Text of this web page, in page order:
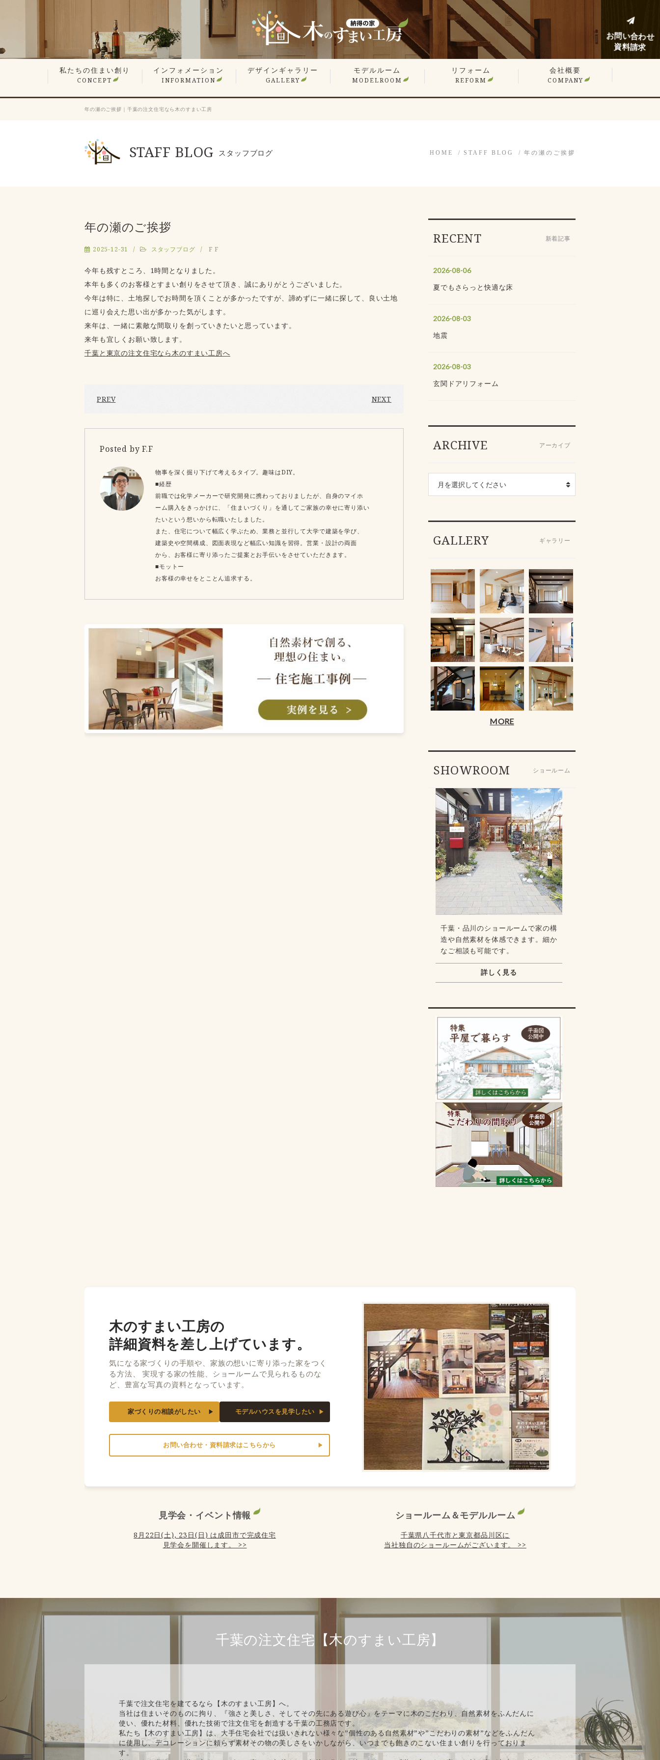
私たちの住まい創り
CONCEPT
無垢材や漆喰の自然素材
平屋でも最上の構造計算
現場検査で信頼の品質
想い叶えるデザイン・設計
暮らしを楽しむ、遊び心の家
性能が支える心地よさ
何世代も住み継ぐ木の家
価格へのこだわり
家づくりステップ
インフォメーション
INFORMATION
見学会・イベント情報
営業エリア
新着情報
スタッフ紹介
会長ブログ
社長ブログ
スタッフブログ
お客様の声
業者会「ふくろう会」
プレスリリース
採用情報
デザインギャラリー
GALLERY
住宅 施工事例
商業施設 施工事例
YouTube
オーナー様のお住まい拝見
平屋特集
こだわりの間取り
モデルルーム
MODELROOM
リフォーム
REFORM
戸建てリフォーム
マンションリフォーム
リフォーム施工事例
リフォームノウハウブログ
会社概要
COMPANY
年の瀬のご挨拶｜千葉の注文住宅なら木のすまい工房
STAFF BLOG スタッフブログ HOME STAFF BLOG 年の瀬のご挨拶
年の瀬のご挨拶
2025-12-31 スタッフブログ F F
今年も残すところ、1時間となりました。
本年も多くのお客様とすまい創りをさせて頂き、誠にありがとうございました。
今年は特に、土地探しでお時間を頂くことが多かったですが、諦めずに一緒に探して、良い土地
に巡り会えた思い出が多かった気がします。
来年は、一緒に素敵な間取りを創っていきたいと思っています。
来年も宜しくお願い致します。
千葉と東京の注文住宅なら木のすまい工房へ
PREV NEXT
Posted by F.F
物事を深く掘り下げて考えるタイプ。趣味はDIY。
■経歴
前職では化学メーカーで研究開発に携わっておりましたが、自身のマイホ
ーム購入をきっかけに、「住まいづくり」を通してご家族の幸せに寄り添い
たいという想いから転職いたしました。
また、住宅について幅広く学ぶため、業務と並行して大学で建築を学び、
建築史や空間構成、図面表現など幅広い知識を習得。営業・設計の両面
から、お客様に寄り添ったご提案とお手伝いをさせていただきます。
■モットー
お客様の幸せをとことん追求する。
RECENT 新着記事
2026-08-06
夏でもさらっと快適な床
2026-08-03
地震
2026-08-03
玄関ドアリフォーム
ARCHIVE アーカイブ
GALLERY ギャラリー
MORE
SHOWROOM ショールーム
千葉・品川のショールームで家の構
造や自然素材を体感できます。細か
なご相談も可能です。
詳しく見る
木のすまい工房の
詳細資料を差し上げています。
気になる家づくりの手順や、家族の想いに寄り添った家をつく
る方法、 実現する家の性能、ショールームで見られるものな
ど、豊富な写真の資料となっています。
家づくりの相談がしたい モデルハウスを見学したい
お問い合わせ・資料請求はこちらから
見学会・イベント情報
8月22日(土), 23日(日) は成田市で完成住宅
見学会を開催します。 >>
ショールーム＆モデルルーム
千葉県八千代市と東京都品川区に
当社独自のショールームがございます。 >>
千葉の注文住宅【木のすまい工房】
千葉で注文住宅を建てるなら【木のすまい工房】へ。
当社は住まいそのものに拘り、『強さと美しさ、そしてその先にある遊び心』をテーマに木のこだわり、自然素材をふんだんに
使い、優れた材料、優れた技術で注文住宅を創造する千葉の工務店です。
私たち【木のすまい工房】は、大手住宅会社では扱いきれない様々な”個性のある自然素材”や”こだわりの素材”などをふんだん
に使用し、デコレーションに頼らず素材その物の美しさをいかしながら、いつまでも飽きのこない住まい創りを行っておりま
す。
お問い合わせ
資料請求